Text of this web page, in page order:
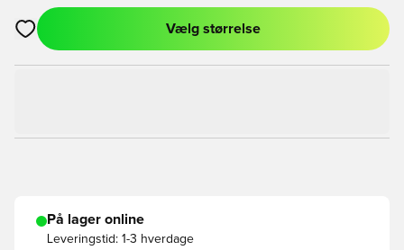
Åbner en Modal til at logge ind eller tilmelde dig som medlem
Vælg størrelse
På lager online
Leveringstid: 1-3 hverdage